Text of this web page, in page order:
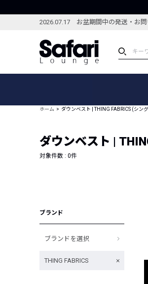
2026.07.17 お盆期間中の発送・お
ブランドから探す
新着アイテム
編集部のおすすめアイテム
ホーム ダウンベスト | THING FABRICS (シン
ダウンベスト |
対象件数 : 0件
ブランド
ブランドを選択
THING FABRICS